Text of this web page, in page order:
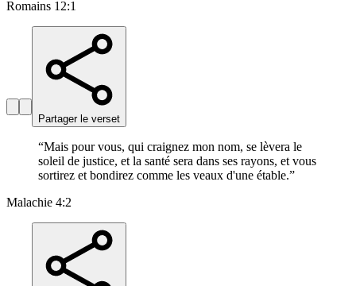
Romains 12:1
Partager le verset
“Mais pour vous, qui craignez mon nom, se lèvera le
soleil de justice, et la santé sera dans ses rayons, et vous
sortirez et bondirez comme les veaux d'une étable.”
Malachie 4:2